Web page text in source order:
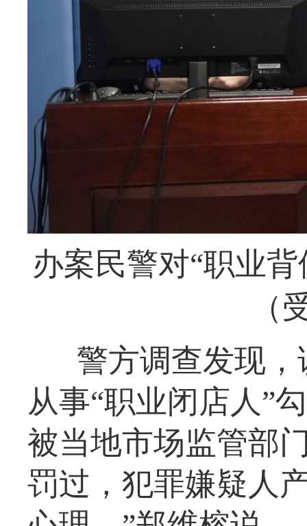
办案民警对“职业
（
警方调查发现
从事“职业闭店人”
被当地市场监管部
罚过，犯罪嫌疑人